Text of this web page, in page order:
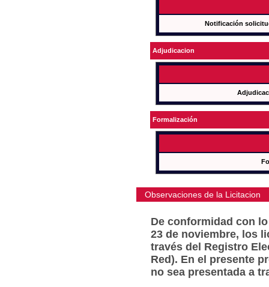
Notificación
Adjudicacion
Formalización
Observaciones de la Licitacion
De conformidad con
23 de noviembre, los
través del Registro
Red). En el presente
no sea presentada a